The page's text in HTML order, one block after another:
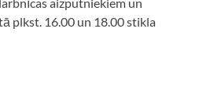
plkst. 16.00 un 18.00 stikla